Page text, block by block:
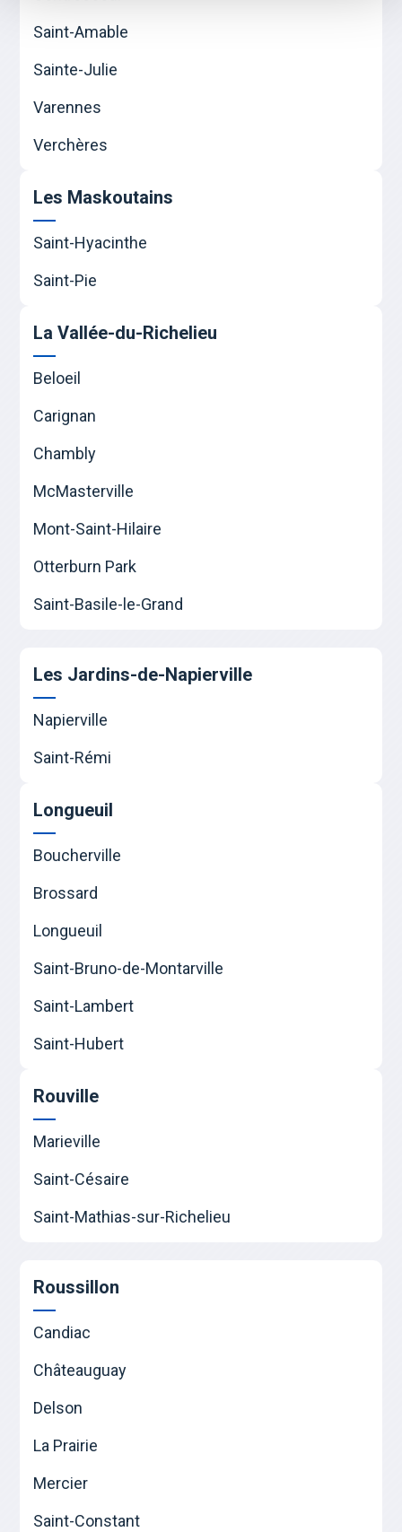
Saint-Amable
Sainte-Julie
Varennes
Verchères
Les Maskoutains
Saint-Hyacinthe
Saint-Pie
La Vallée-du-Richelieu
Beloeil
Carignan
Chambly
McMasterville
Mont-Saint-Hilaire
Otterburn Park
Saint-Basile-le-Grand
Les Jardins-de-Napierville
Napierville
Saint-Rémi
Longueuil
Boucherville
Brossard
Longueuil
Saint-Bruno-de-Montarville
Saint-Lambert
Saint-Hubert
Rouville
Marieville
Saint-Césaire
Saint-Mathias-sur-Richelieu
Roussillon
Candiac
Châteauguay
Delson
La Prairie
Mercier
Saint-Constant